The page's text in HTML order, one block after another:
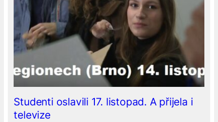
Studenti oslavili 17. listopad. A přijela i
televize